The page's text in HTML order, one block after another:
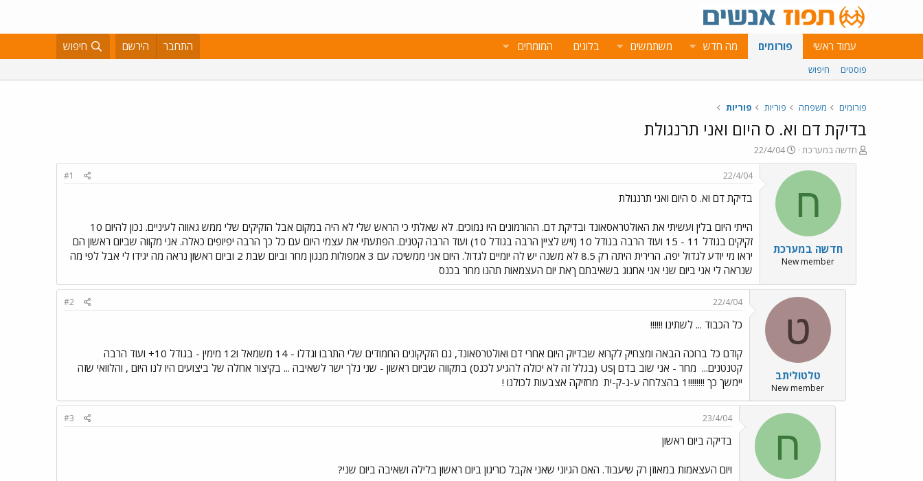
עמוד ראשי פורומים מה חדש משתמשים בלוגים המומחים התחבר הירשם חיפוש
פוסטים חיפוש
פורומים משפחה פוריות פוריות
בדיקת דם וא. ס היום ואני תרנגולת
פ
ו
חדשה במערכת
פ
ו
ס
ת
ר
י
22/4/04
ח
חדשה במערכת
New member
22/4/04
#1
בדיקת דם וא. ס היום ואני תרנגולת
הייתי היום בלין ועשיתי את האולטראסאונד ובדיקת דם. ההורמונים היו נמוכים. לא שאלתי כי הראש שלי לא היה במקום אבל הזקיקים שלי ממש גאווה לעיניים. נכון להיום 10
זקיקים בגודל 11 - 15 ועוד הרבה בגודל 10 (ויש לציין הרבה בגודל 10) ועוד הרבה קטנים. הפתעתי את עצמי היום עם כל כך הרבה יפיופים כאלה. אני מקווה שביום ראשון הם
יראו מי יודע לגדול יפה. הרירית היתה רק 8.5 לא משנה יש לה יומיים לגדול. היום אני ממשיכה עם 3 אמפולות מנגון מחר וביום שבת 2 וביום ראשון נראה מה יגידו לי אבל לפי מה
שנראה לי אני ביום שני אני אחגוג בשאיבתם ךאת יום העצמאות תהנו מחר בכנס
ט
טלטוליתב
New member
22/4/04
#2
כל הכבוד ... לשתינו !!!!!!
קודם כל ברוכה הבאה ומצחיק לקרוא שבדיוק היום אחרי דם ואולטרסאונד, גם הזקיקונים החמודים שלי התרבו וגדלו - 14 משמאל ו12 מימין - בגודל 10+ ועוד הרבה
קטנטנים...
מחר - אני שוב בדם ןUS (בגלל זה לא יכולה להגיע לכנס) בתקווה שביום ראשון - שני נלך ישר לשאיבה ... בקיצור אחלה של ביצועים היו לנו היום , והלוואי שזה
יימשך כך !!!!!!!!1 בהצלחה ע-נ-ק-ית
מחזיקה אצבעות לכולנו !
ח
23/4/04
#3
בדיקה ביום ראשון
ויום העצאמות במאוזן רק שיעבוד. האם הגיוני שאני אקבל כוריגון ביום ראשון בלילה ושאיבה ביום שני?